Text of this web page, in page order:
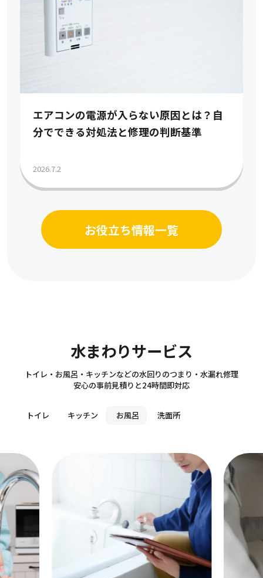
い原因とは？自
の判断基準
エアコンをつける時期はい
お役立ち情報一覧
水まわりサービス
Sanitary
トイレ・お風呂・キッチンなどの水回りのつまり・水漏れ修理
安心の事前見積りと24時間即対応
トイレ キッチン お風呂 洗面所